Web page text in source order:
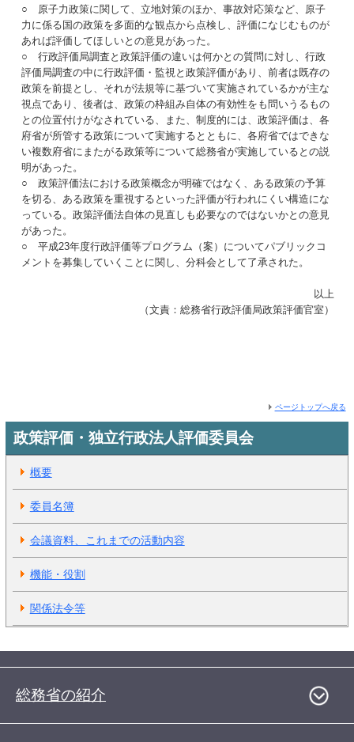
○ 原子力政策に関して、立地対策のほか、事故対応策など、原子
力に係る国の政策を多面的な観点から点検し、評価になじむものが
あれば評価してほしいとの意見があった。
○ 行政評価局調査と政策評価の違いは何かとの質問に対し、行政
評価局調査の中に行政評価・監視と政策評価があり、前者は既存の
政策を前提とし、それが法規等に基づいて実施されているかが主な
視点であり、後者は、政策の枠組み自体の有効性をも問いうるもの
との位置付けがなされている、また、制度的には、政策評価は、各
府省が所管する政策について実施するとともに、各府省ではできな
い複数府省にまたがる政策等について総務省が実施しているとの説
明があった。
○ 政策評価法における政策概念が明確ではなく、ある政策の予算
を切る、ある政策を重視するといった評価が行われにくい構造にな
っている。政策評価法自体の見直しも必要なのではないかとの意見
があった。
○ 平成23年度行政評価等プログラム（案）についてパブリックコ
メントを募集していくことに関し、分科会として了承された。
以上
（文責：総務省行政評価局政策評価官室）
ページトップへ戻る
政策評価・独立行政法人評価委員会
概要
委員名簿
会議資料、これまでの活動内容
機能・役割
関係法令等
総務省の紹介